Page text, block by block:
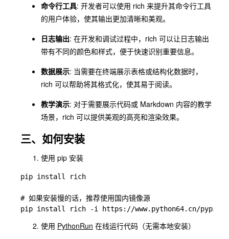
命令行工具: 开发者可以使用 rich 来提升其命令行工具
的用户体验，使其输出更加清晰和美观。
日志输出: 在开发和调试过程中，rich 可以让日志输出
带有不同的颜色和样式，便于快速识别重要信息。
数据展示: 当需要在终端展示表格或结构化数据时，
rich 可以帮助将其格式化，使其易于阅读。
教学演示: 对于需要展示代码或 Markdown 内容的教学
场景，rich 可以提供美观的高亮和渲染效果。
三、如何安装
使用 pip 安装
pip install rich
# 如果安装慢的话，推荐使用国内镜像源
使用 PythonRun 在线运行代码（无需本地安装）